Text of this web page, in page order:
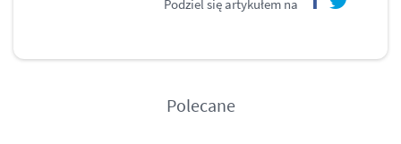
Podziel się artykułem na
Polecane